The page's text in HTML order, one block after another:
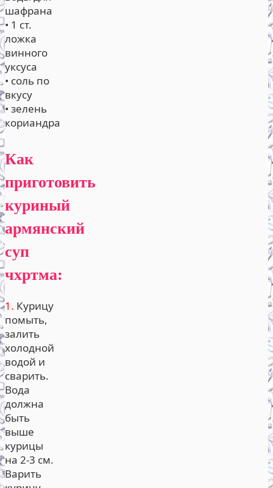
шафрана
• 1 ст.
ложка
винного
уксуса
• соль по
вкусу
• зелень
кориандра
Как
приготовить
куриный
армянский
суп
чхртма:
1. Курицу
помыть,
залить
холодной
водой и
сварить.
Вода
должна
быть
выше
курицы
на 2-3 см.
Варить